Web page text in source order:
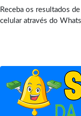
Receba os resultados
celular através do